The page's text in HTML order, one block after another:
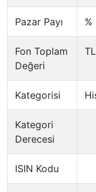
Pazar Payı %
Fon Toplam
Değeri
TL
Kategorisi
Kategori
Derecesi
ISIN Kodu